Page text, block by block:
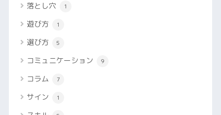
落とし穴 1
遊び方 1
選び方 5
コミュニケーション 9
コラム 7
サイン 1